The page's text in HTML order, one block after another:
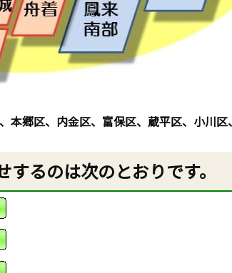
本郷区、内金区、富保区、蔵平区、小川
るのは次のとおりです。